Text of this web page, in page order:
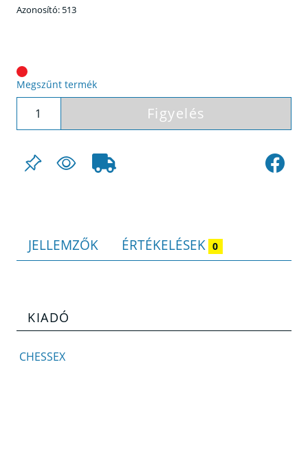
Azonosító: 513
Megszűnt termék
Figyelés
JELLEMZŐK ÉRTÉKELÉSEK 0
KIADÓ
CHESSEX